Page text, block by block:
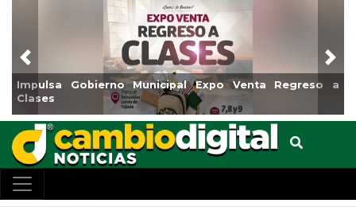
Impulsa Gobierno Municipal Expo Venta Regreso a
Clases
Previous